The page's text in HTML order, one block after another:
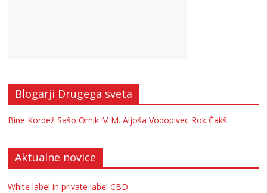
Blogarji Drugega sveta
Bine Kordež Sašo Ornik M.M. Aljoša Vodopivec Rok Čakš
Aktualne novice
White label in private label CBD